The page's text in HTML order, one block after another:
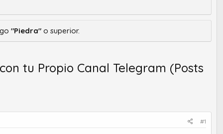
"Piedra" o superior.
tu Propio Canal Telegram (Posts
#1